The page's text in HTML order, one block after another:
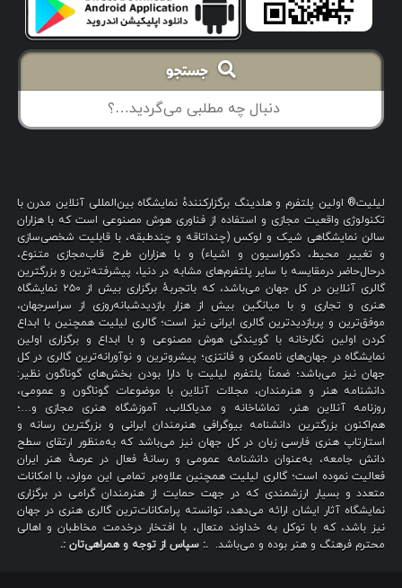
جستجو
لیلیت® اولین پلتفرم و هلدینگ برگزارکنندهٔ نمایشگاه بین‌المللی آنلاین مدرن با
تکنولوژی واقعیت مجازی و استفاده از فناوری هوش مصنوعی است که با هزاران
سالن نمایشگاهی شیک و لوکس (چنداتاقه و چندطبقه، با قابلیت شخصی‌سازی
و تغییر محیط، دکوراسیون و اشیاء) و با هزاران طرح قاب‌مجازی متنوع،
درحال‌حاضر درمقایسه با سایر پلتفرم‌های مشابه در دنیا، پیشرفته‌ترین و بزرگترین
گالری آنلاین در کل جهان می‌باشد، که باتجربهٔ برگزاری بیش از ۲۵۰ نمایشگاه
هنری و تجاری و با میانگین بیش از هزار بازدیدشبانه‌روزی از سراسرجهان،
موفق‌ترین و پربازدیدترین گالری ایرانی نیز است؛ گالری لیلیت همچنین با ابداع
کردن اولین نگارخانه با گویندگی هوش مصنوعی و با ابداع و برگزاری اولین
نمایشگاه در جهان‌های ناممکن و فانتزی؛ پیشروترین و نوآورانه‌ترین گالری در کل
جهان نیز می‌باشد؛ ضمناً پلتفرم لیلیت با دارا بودن بخش‌های گوناگون نظیر:
دانشنامه هنر و هنرمندان، مجلات آنلاین با موضوعات گوناگون و عمومی،
روزنامه آنلاین هنر، تماشاخانه و مدیاکلاب، آموزشگاه هنری مجازی و…؛
هم‌اکنون بزرگترین دانشنامه بیوگرافی هنرمندان ایرانی و بزرگترین رسانه و
استارتاپ هنری فارسی زبان در کل جهان نیز می‌باشد که به‌منظور ارتقای سطح
دانش جامعه، به‌عنوان دانشنامه عمومی و رسانهٔ فعال در عرصهٔ هنر ایران
فعالیت نموده است؛ گالری لیلیت همچنین علاوه‌بر تمامی این موارد، با امکانات
متعدد و بسیار ارزشمندی که در جهت حمایت از هنرمندان گرامی در برگزاری
نمایشگاه آثار ایشان ارائه می‌دهد، توانسته پرامکانات‌ترین گالری هنری در جهان
نیز باشد، که با توکل به خداوند متعال، با افتخار درخدمت مخاطبان و اهالی
محترم فرهنگ و هنر بوده و می‌باشد. .: سپاس از توجه و همراهی‌تان :.